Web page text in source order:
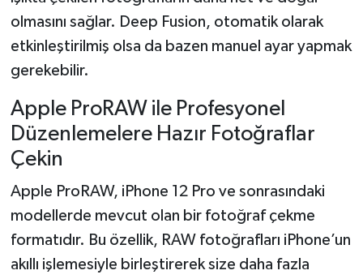
olmasını sağlar. Deep Fusion, otomatik olarak
etkinleştirilmiş olsa da bazen manuel ayar yapmak
gerekebilir.
Apple ProRAW ile Profesyonel
Düzenlemelere Hazır Fotoğraflar
Çekin
Apple ProRAW, iPhone 12 Pro ve sonrasındaki
modellerde mevcut olan bir fotoğraf çekme
formatıdır. Bu özellik, RAW fotoğrafları iPhone’un
akıllı işlemesiyle birleştirerek size daha fazla